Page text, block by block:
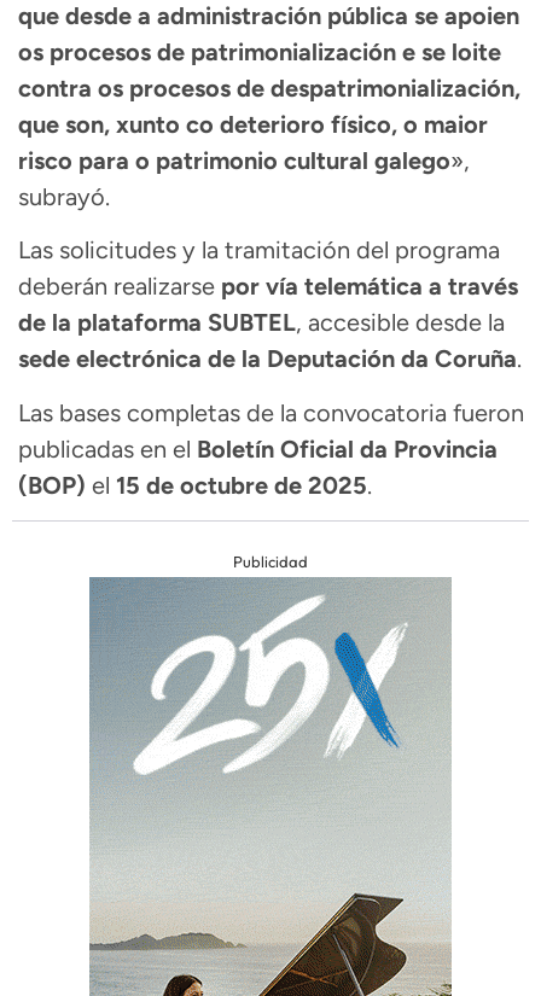
que desde a administración pública se apoien
os procesos de patrimonialización e se loite
contra os procesos de despatrimonialización,
que son, xunto co deterioro físico, o maior
risco para o patrimonio cultural galego»,
subrayó.
Las solicitudes y la tramitación del programa
deberán realizarse por vía telemática a través
de la plataforma SUBTEL, accesible desde la
sede electrónica de la Deputación da Coruña.
Las bases completas de la convocatoria fueron
publicadas en el Boletín Oficial da Provincia
(BOP) el 15 de octubre de 2025.
Publicidad